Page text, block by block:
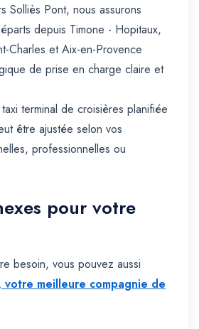
Solliès Pont, nous assurons
depuis Timone - Hopitaux,
Charles et Aix-en-Provence
de prise en charge claire et
terminal de croisières planifiée
être ajustée selon vos
professionnelles ou
pour votre
besoin, vous pouvez aussi
votre meilleure compagnie de